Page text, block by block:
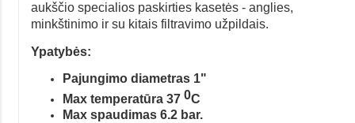
aukščio specialios paskirties kasetės - anglies,
minkštinimo ir su kitais filtravimo užpildais.
Ypatybės:
Pajungimo diametras 1"
Max temperatūra 37 0C
Max spaudimas 6.2 bar.